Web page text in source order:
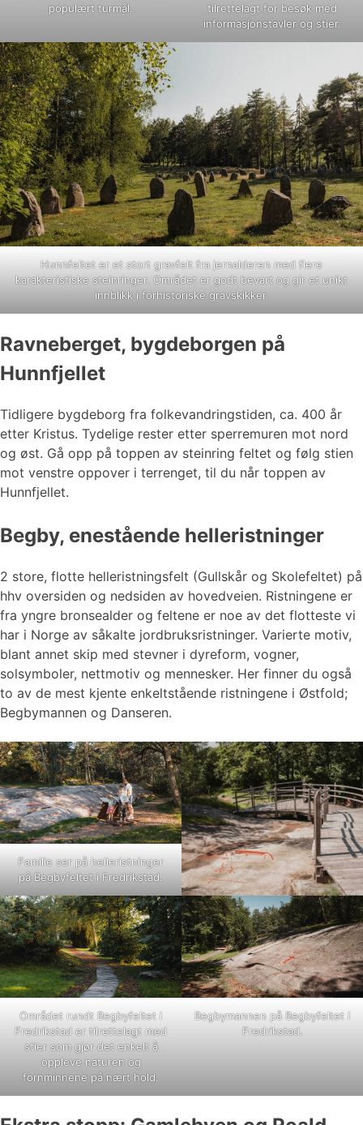
populært turmål.
tilrettelagt for besøk med
informasjonstavler og stier.
Hunnfeltet er et stort gravfelt fra jernalderen med flere
karakteristiske steinringer. Området er godt bevart og gir et unikt
innblikk i forhistoriske gravskikker.
Ravneberget, bygdeborgen på
Hunnfjellet
Tidligere bygdeborg fra folkevandringstiden, ca. 400 år
etter Kristus. Tydelige rester etter sperremuren mot nord
og øst. Gå opp på toppen av steinring feltet og følg stien
mot venstre oppover i terrenget, til du når toppen av
Hunnfjellet.
Begby, enestående helleristninger
2 store, flotte helleristningsfelt (Gullskår og Skolefeltet) på
hhv oversiden og nedsiden av hovedveien. Ristningene er
fra yngre bronsealder og feltene er noe av det flotteste vi
har i Norge av såkalte jordbruksristninger. Varierte motiv,
blant annet skip med stevner i dyreform, vogner,
solsymboler, nettmotiv og mennesker. Her finner du også
to av de mest kjente enkeltstående ristningene i Østfold;
Begbymannen og Danseren.
Familie ser på helleristninger
på Begbyfeltet i Fredrikstad.
Området rundt Begbyfeltet i
Fredrikstad er tilrettelagt med
stier som gjør det enkelt å
oppleve naturen og
fornminnene på nært hold.
Begbymannen på Begbyfeltet i
Fredrikstad.